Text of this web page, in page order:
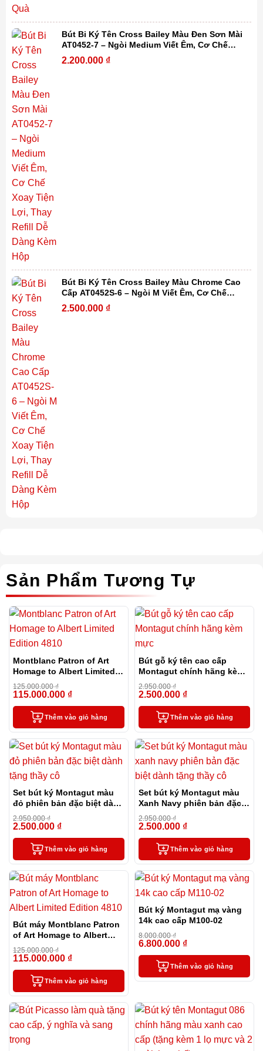
Bút Bi Ký Tên Cross Bailey Màu Đen Sơn Mài
AT0452-7 – Ngòi Medium Viết Êm, Cơ Chế
Xoay Tiện Lợi, Thay Refill Dễ Dàng Kèm Hộp
2.200.000 ₫
Bút Bi Ký Tên Cross Bailey Màu Chrome Cao
Cấp AT0452S-6 – Ngòi M Viết Êm, Cơ Chế
Xoay Tiện Lợi, Thay Refill Dễ Dàng Kèm Hộp
2.500.000 ₫
Sản Phẩm Tương Tự
Montblanc Patron of Art
Homage to Albert Limited
Edition 4810
125.000.000₫
115.000.000 ₫
Thêm vào giỏ hàng
Bút gỗ ký tên cao cấp
Montagut chính hãng kèm
mực
2.950.000₫
2.500.000 ₫
Thêm vào giỏ hàng
Set bút ký Montagut màu
đỏ phiên bản đặc biệt dành
tặng thầy cô
2.950.000₫
2.500.000 ₫
Thêm vào giỏ hàng
Set bút ký Montagut màu
Xanh Navy phiên bản đặc
biệt dành tặng thầy cô
2.950.000₫
2.500.000 ₫
Thêm vào giỏ hàng
Bút máy Montblanc Patron
of Art Homage to Albert
Limited Edition 4810
125.000.000₫
115.000.000 ₫
Thêm vào giỏ hàng
Bút ký Montagut mạ vàng
14k cao cấp M100-02
8.000.000₫
6.800.000 ₫
Thêm vào giỏ hàng